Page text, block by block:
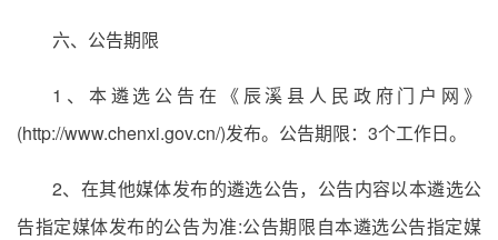
六、公告期限
1、本遴选公告在《辰溪县人民政府门户网》
(http://www.chenxi.gov.cn/)发布。公告期限：3个工作日。
2、在其他媒体发布的遴选公告，公告内容以本遴选公
告指定媒体发布的公告为准:公告期限自本遴选公告指定媒